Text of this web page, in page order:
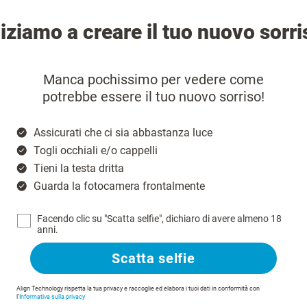
a creare il tuo nuovo
Manca pochissimo per vedere come
potrebbe essere il tuo nuovo sorriso!
Assicurati che ci sia abbastanza luce
Togli occhiali e/o cappelli
Tieni la testa dritta
Guarda la fotocamera frontalmente
Facendo clic su "Scatta selfie", dichiaro di avere almeno 18
anni.
Scatta selfie
Align Technology rispetta la tua privacy e raccoglie ed elabora i tuoi dati in conformità con
l’ Informativa sulla privacy